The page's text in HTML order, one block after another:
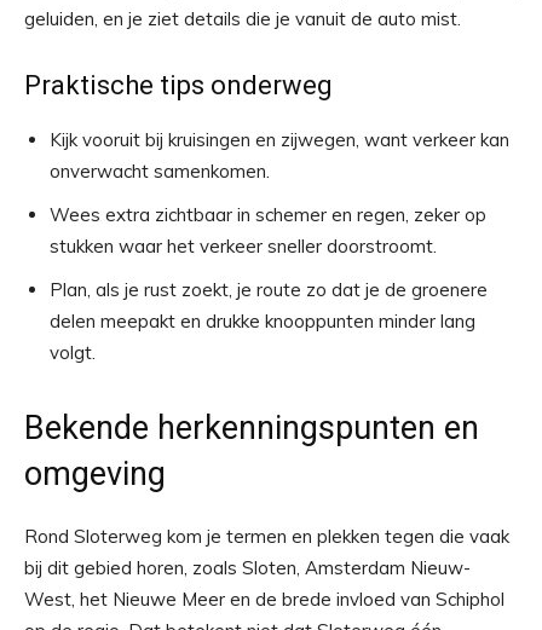
geluiden, en je ziet details die je vanuit de auto mist.
Praktische tips onderweg
Kijk vooruit bij kruisingen en zijwegen, want verkeer kan
onverwacht samenkomen.
Wees extra zichtbaar in schemer en regen, zeker op
stukken waar het verkeer sneller doorstroomt.
Plan, als je rust zoekt, je route zo dat je de groenere
delen meepakt en drukke knooppunten minder lang
volgt.
Bekende herkenningspunten en
omgeving
Rond Sloterweg kom je termen en plekken tegen die vaak
bij dit gebied horen, zoals Sloten, Amsterdam Nieuw-
West, het Nieuwe Meer en de brede invloed van Schiphol